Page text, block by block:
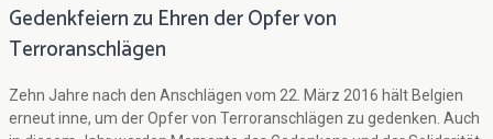
Gedenkfeiern zu Ehren der Opfer von
Terroranschlägen
Zehn Jahre nach den Anschlägen vom 22. März 2016 hält Belgien
erneut inne, um der Opfer von Terroranschlägen zu gedenken. Auch